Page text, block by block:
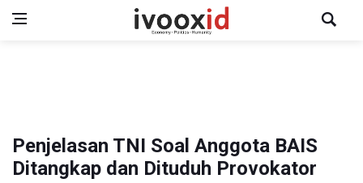
Penjelasan TNI Soal Anggota BAIS
Ditangkap dan Dituduh Provokator